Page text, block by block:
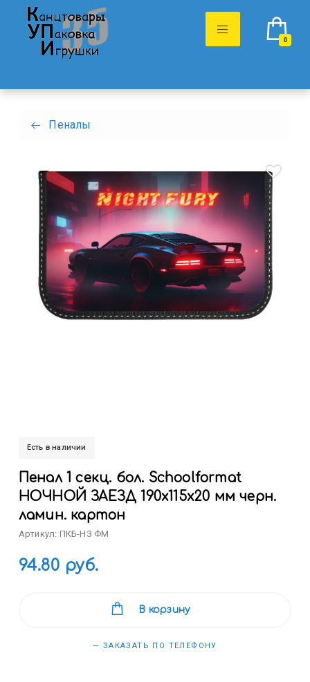
0
Пеналы
Есть в наличии
Пенал 1 секц. бол. Schoolformat
НОЧНОЙ ЗАЕЗД 190х115х20 мм черн.
ламин. картон
Артикул: ПКБ-НЗ ФМ
94.80 руб.
В корзину
— ЗАКАЗАТЬ ПО ТЕЛЕФОНУ